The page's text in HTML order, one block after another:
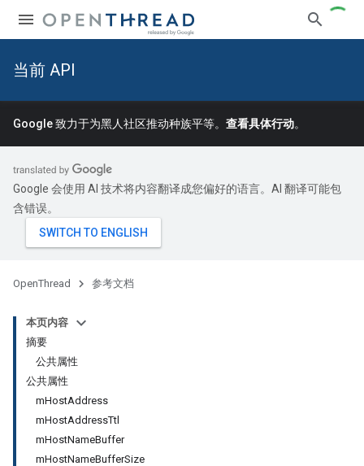
当前 API
Google 致力于为黑人社区推动种族平等。 查看具体行动。
Google 会使用 AI 技术将内容翻译成您偏好的语言。AI 翻译可能包
含错误。
OpenThread 参考文档
本页内容
摘要
公共属性
公共属性
mHostAddress
mHostAddressTtl
mHostNameBuffer
mHostNameBufferSize